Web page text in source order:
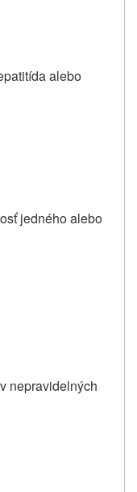
alebo
jedného alebo
nepravidelných